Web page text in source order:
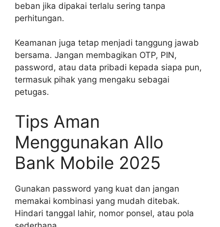
beban jika dipakai terlalu sering tanpa
perhitungan.
Keamanan juga tetap menjadi tanggung jawab
bersama. Jangan membagikan OTP, PIN,
password, atau data pribadi kepada siapa pun,
termasuk pihak yang mengaku sebagai
petugas.
Tips Aman
Menggunakan Allo
Bank Mobile 2025
Gunakan password yang kuat dan jangan
memakai kombinasi yang mudah ditebak.
Hindari tanggal lahir, nomor ponsel, atau pola